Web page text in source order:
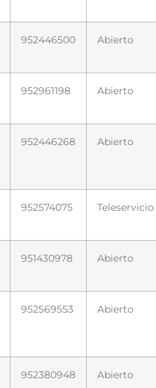
952446500 Abierto
952961198 Abierto
952446268 Abierto
952574075 Teleservicio
951430978 Abierto
952569553 Abierto
952380948 Abierto